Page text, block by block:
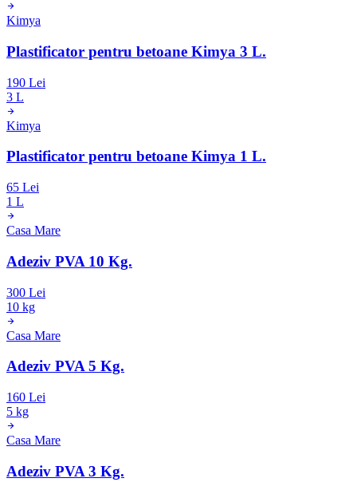
Kimya
Plastificator pentru betoane Kimya 3 L.
190 Lei
3 L
Kimya
Plastificator pentru betoane Kimya 1 L.
65 Lei
1 L
Casa Mare
Adeziv PVA 10 Kg.
300 Lei
10 kg
Casa Mare
Adeziv PVA 5 Kg.
160 Lei
5 kg
Casa Mare
Adeziv PVA 3 Kg.